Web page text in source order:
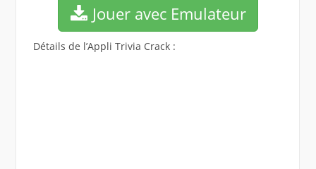
Jouer avec Emulateur
Détails de l’Appli Trivia Crack :